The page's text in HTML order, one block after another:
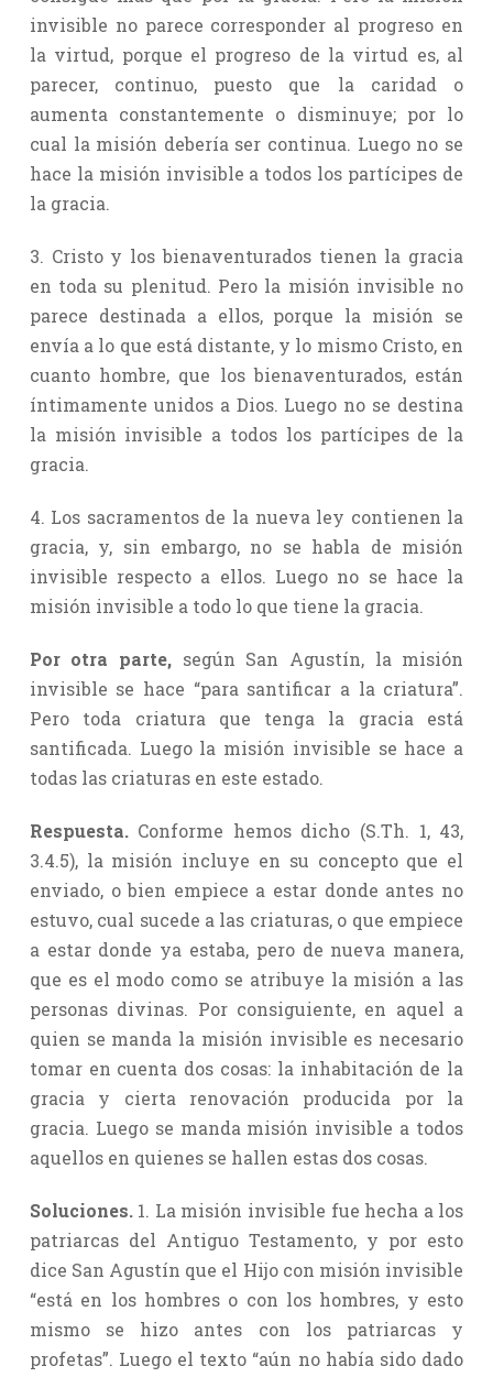
invisible no parece corresponder al progreso en
la virtud, porque el progreso de la virtud es, al
parecer, continuo, puesto que la caridad o
aumenta constantemente o disminuye; por lo
cual la misión debería ser continua. Luego no se
hace la misión invisible a todos los partícipes de
la gracia.
3. Cristo y los bienaventurados tienen la gracia
en toda su plenitud. Pero la misión invisible no
parece destinada a ellos, porque la misión se
envía a lo que está distante, y lo mismo Cristo, en
cuanto hombre, que los bienaventurados, están
íntimamente unidos a Dios. Luego no se destina
la misión invisible a todos los partícipes de la
gracia.
4. Los sacramentos de la nueva ley contienen la
gracia, y, sin embargo, no se habla de misión
invisible respecto a ellos. Luego no se hace la
misión invisible a todo lo que tiene la gracia.
Por otra parte, según San Agustín, la misión
invisible se hace “para santificar a la criatura”.
Pero toda criatura que tenga la gracia está
santificada. Luego la misión invisible se hace a
todas las criaturas en este estado.
Respuesta.Conforme hemos dicho (S.Th. 1, 43,
3.4.5), la misión incluye en su concepto que el
enviado, o bien empiece a estar donde antes no
estuvo, cual sucede a las criaturas, o que empiece
a estar donde ya estaba, pero de nueva manera,
que es el modo como se atribuye la misión a las
personas divinas. Por consiguiente, en aquel a
quien se manda la misión invisible es necesario
tomar en cuenta dos cosas: la inhabitación de la
gracia y cierta renovación producida por la
gracia. Luego se manda misión invisible a todos
aquellos en quienes se hallen estas dos cosas.
Soluciones.1. La misión invisible fue hecha a los
patriarcas del Antiguo Testamento, y por esto
dice San Agustín que el Hijo con misión invisible
“está en los hombres o con los hombres, y esto
mismo se hizo antes con los patriarcas y
profetas”. Luego el texto “aún no había sido dado